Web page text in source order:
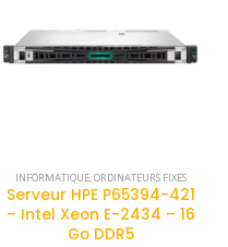
INFORMATIQUE,ORDINATEURS FIXES
Serveur HPE P65394-421
– Intel Xeon E-2434 – 16
Go DDR5